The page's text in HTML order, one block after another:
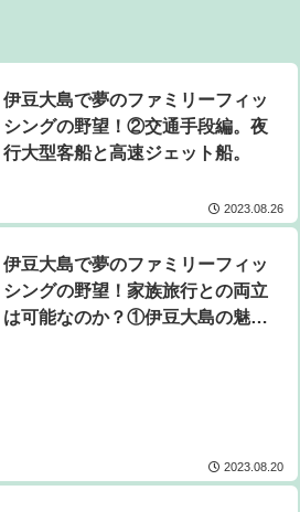
伊豆大島で夢のファミリーフィッ
シングの野望！②交通手段編。夜
行大型客船と高速ジェット船。
2023.08.26
伊豆大島で夢のファミリーフィッ
シングの野望！家族旅行との両立
は可能なのか？①伊豆大島の魅力
2023.08.20